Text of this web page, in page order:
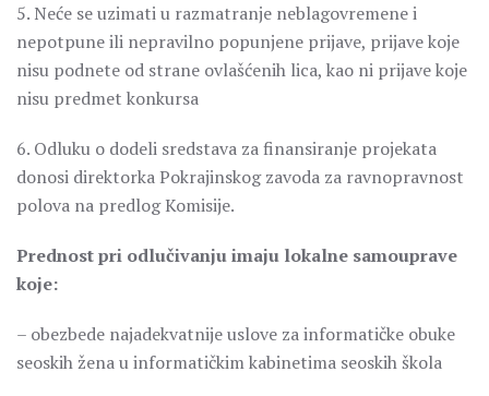
5. Neće se uzimati u razmatranje neblagovremene i
nepotpune ili nepravilno popunjene prijave, prijave koje
nisu podnete od strane ovlašćenih lica, kao ni prijave koje
nisu predmet konkursa
6. Odluku o dodeli sredstava za finansiranje projekata
donosi direktorka Pokrajinskog zavoda za ravnopravnost
polova na predlog Komisije.
Prednost pri odlučivanju imaju lokalne samouprave
koje:
– obezbede najadekvatnije uslove za informatičke obuke
seoskih žena u informatičkim kabinetima seoskih škola